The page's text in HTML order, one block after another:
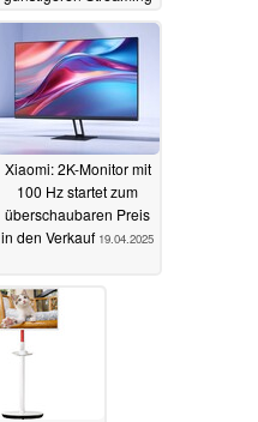
23.04.2025
Xiaomi: 2K-Monitor mit
100 Hz startet zum
überschaubaren Preis
in den Verkauf 19.04.2025